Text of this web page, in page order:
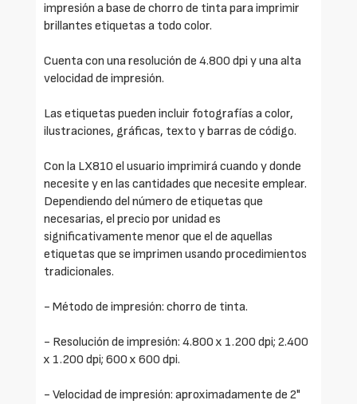
impresión a base de chorro de tinta para imprimir
brillantes etiquetas a todo color.
Cuenta con una resolución de 4.800 dpi y una alta
velocidad de impresión.
Las etiquetas pueden incluir fotografías a color,
ilustraciones, gráficas, texto y barras de código.
Con la LX810 el usuario imprimirá cuando y donde
necesite y en las cantidades que necesite emplear.
Dependiendo del número de etiquetas que
necesarias, el precio por unidad es
significativamente menor que el de aquellas
etiquetas que se imprimen usando procedimientos
tradicionales.
- Método de impresión: chorro de tinta.
- Resolución de impresión: 4.800 x 1.200 dpi; 2.400
x 1.200 dpi; 600 x 600 dpi.
- Velocidad de impresión: aproximadamente de 2"